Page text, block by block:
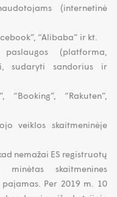
(internetinė
“Alibaba” ir kt.
(platforma,
sudaryti sandorius ir
“Booking”, “Rakuten”,
veiklos skaitmeninėje
nemažai ES registruotų
skaitmenines
Per 2019 m. 10